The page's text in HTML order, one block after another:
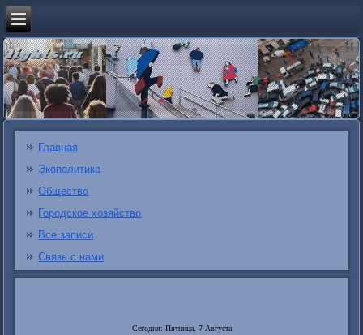
Главная
Экополитика
Общество
Городское хозяйство
Все записи
Связь с нами
Сегодня: Пятница, 7 Августа